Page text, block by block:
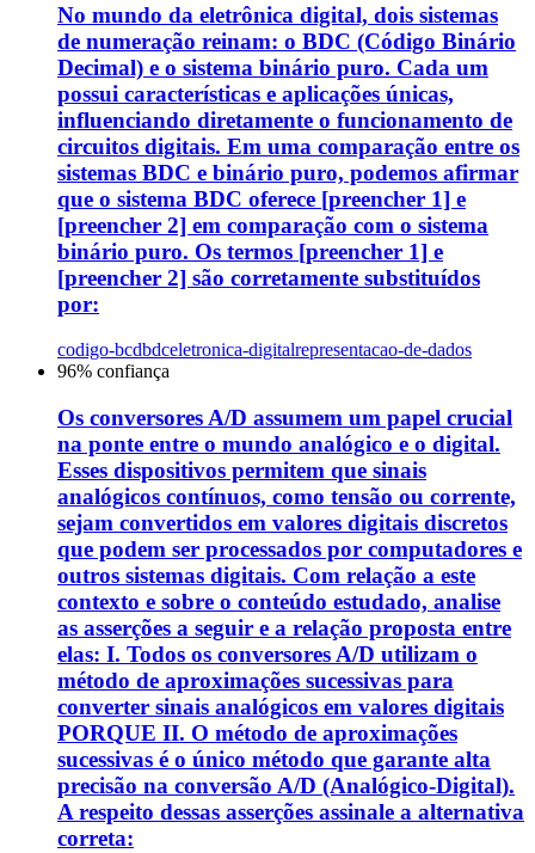
No mundo da eletrônica digital, dois sistemas
de numeração reinam: o BDC (Código Binário
Decimal) e o sistema binário puro. Cada um
possui características e aplicações únicas,
influenciando diretamente o funcionamento de
circuitos digitais. Em uma comparação entre os
sistemas BDC e binário puro, podemos afirmar
que o sistema BDC oferece [preencher 1] e
[preencher 2] em comparação com o sistema
binário puro. Os termos [preencher 1] e
[preencher 2] são corretamente substituídos
por:
codigo-bcdbdceletronica-digitalrepresentacao-de-dados
96% confiança
Os conversores A/D assumem um papel crucial
na ponte entre o mundo analógico e o digital.
Esses dispositivos permitem que sinais
analógicos contínuos, como tensão ou corrente,
sejam convertidos em valores digitais discretos
que podem ser processados por computadores e
outros sistemas digitais. Com relação a este
contexto e sobre o conteúdo estudado, analise
as asserções a seguir e a relação proposta entre
elas: I. Todos os conversores A/D utilizam o
método de aproximações sucessivas para
converter sinais analógicos em valores digitais
PORQUE II. O método de aproximações
sucessivas é o único método que garante alta
precisão na conversão A/D (Analógico-Digital).
A respeito dessas asserções assinale a alternativa
correta: